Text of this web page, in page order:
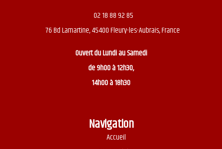
02 18 88 92 85
76 Bd Lamartine, 45400 Fleury-les-Aubrais, France
Ouvert duLundi au Samedi
de 9h00 à 12h30,
14h00 à 18h30
Navigation
Accueil